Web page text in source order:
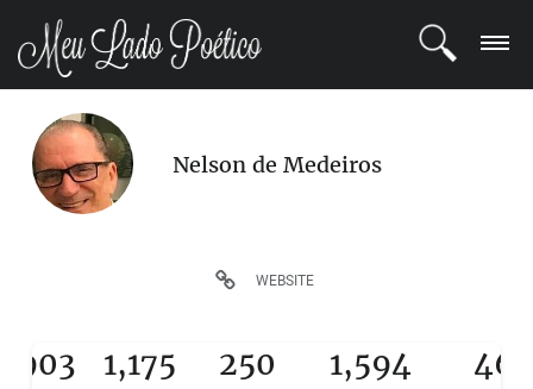
LOGIN
REGISTRO
COMUNIDADE
Nelson de Medeiros
WEBSITE
1,175 250 1,594 46